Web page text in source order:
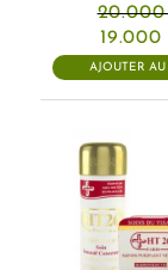
Le
prix
initial
19.000
AJOUTER AU